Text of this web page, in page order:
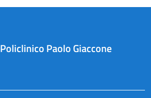
Policlinico Paolo Giaccone